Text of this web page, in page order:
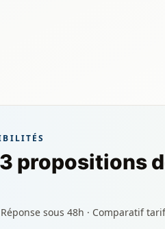
propositions
sous 48h · Comparatif